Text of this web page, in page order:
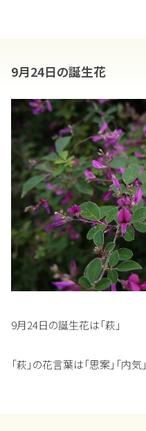
9月24日の誕生花
9月24日の誕生花は「萩」
「萩」の花言葉は「思案」「内気